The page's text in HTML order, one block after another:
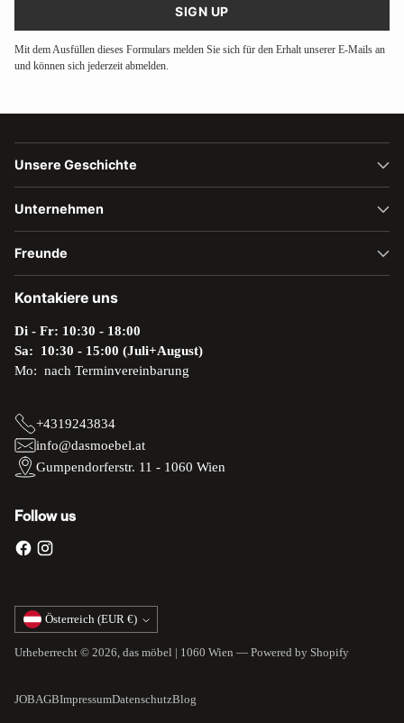
SIGN UP
Mit dem Ausfüllen dieses Formulars melden Sie sich für den Erhalt unserer E-Mails an
und können sich jederzeit abmelden.
Unsere Geschichte
Unternehmen
Freunde
Kontakiere uns
Di - Fr: 10:30 - 18:00
Sa: 10:30 - 15:00 (Juli+August)
Mo: nach Terminvereinbarung
+4319243834
info@dasmoebel.at
Gumpendorferstr. 11 - 1060 Wien
Follow us
Währung Österreich (EUR €)
Urheberrecht © 2026, das möbel | 1060 Wien — Powered by Shopify
JOBAGBImpressumDatenschutzBlog